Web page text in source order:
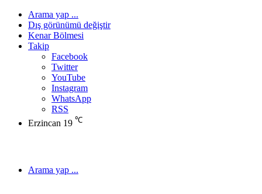
Arama yap ...
Dış görünümü değiştir
Kenar Bölmesi
Takip
Facebook
Twitter
YouTube
Instagram
WhatsApp
RSS
Erzincan 19 ℃
Arama yap ...